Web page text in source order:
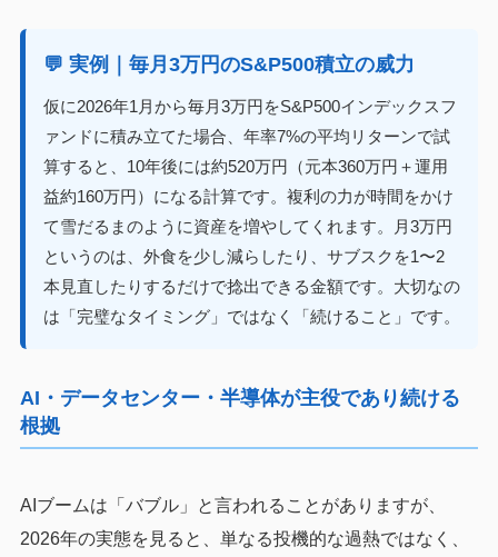
💬 実例｜毎月3万円のS&P500積立の威力
仮に2026年1月から毎月3万円をS&P500インデックスフ
ァンドに積み立てた場合、年率7%の平均リターンで試
算すると、10年後には約520万円（元本360万円＋運用
益約160万円）になる計算です。複利の力が時間をかけ
て雪だるまのように資産を増やしてくれます。月3万円
というのは、外食を少し減らしたり、サブスクを1〜2
本見直したりするだけで捻出できる金額です。大切なの
は「完璧なタイミング」ではなく「続けること」です。
AI・データセンター・半導体が主役であり続ける
根拠
AIブームは「バブル」と言われることがありますが、
2026年の実態を見ると、単なる投機的な過熱ではなく、